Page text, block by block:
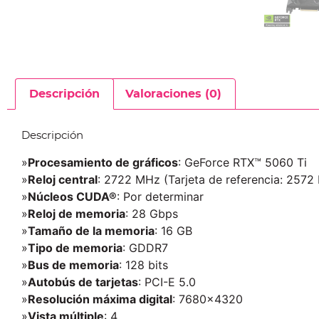
Descripción Valoraciones (0)
Descripción
»Procesamiento de gráficos: GeForce RTX™ 5060 Ti
»Reloj central: 2722 MHz (Tarjeta de referencia: 2572
»Núcleos CUDA®: Por determinar
»Reloj de memoria: 28 Gbps
»Tamaño de la memoria: 16 GB
»Tipo de memoria: GDDR7
»Bus de memoria: 128 bits
»Autobús de tarjetas: PCI-E 5.0
»Resolución máxima digital: 7680×4320
»Vista múltiple: 4